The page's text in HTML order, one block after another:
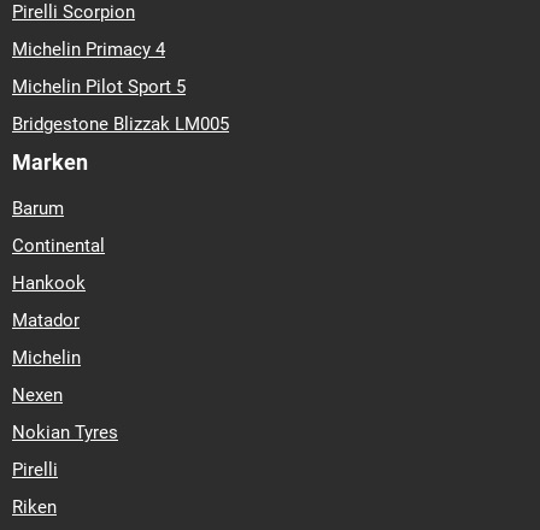
Pirelli Scorpion
Michelin Primacy 4
Michelin Pilot Sport 5
Bridgestone Blizzak LM005
Marken
Barum
Continental
Hankook
Matador
Michelin
Nexen
Nokian Tyres
Pirelli
Riken